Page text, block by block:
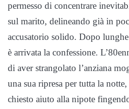
permesso di concentrare
sul marito, delineando già in
accusatorio solido. Dopo
è arrivata la confessione.
di aver strangolato l’anziana
una sua ripresa per tutta la
chiesto aiuto alla nipote